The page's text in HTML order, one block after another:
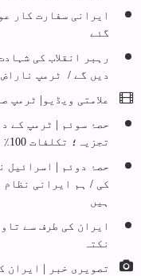
ایرانی سفارت کار
گئے
رہبر انقلاب کی
دیں گے / ٹرمپ
علامتی ویڈیو| ٹرمپ
حصۂ سوئم | ٹرمپ کے
تجزیہ؛ تکلفات 100٪ کامیابیاں 0٪
حصۂ دوئم | اسرائیل
کی / ہم ایرانی
ہیں
ایران کی طرف سے
نکتہ
تصویری خبر | ایران